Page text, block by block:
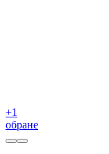
+1
обране